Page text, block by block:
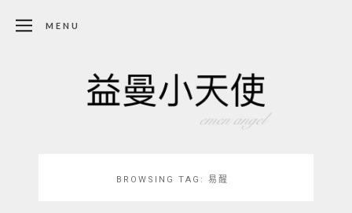
MENU
BROWSING TAG: 易醒